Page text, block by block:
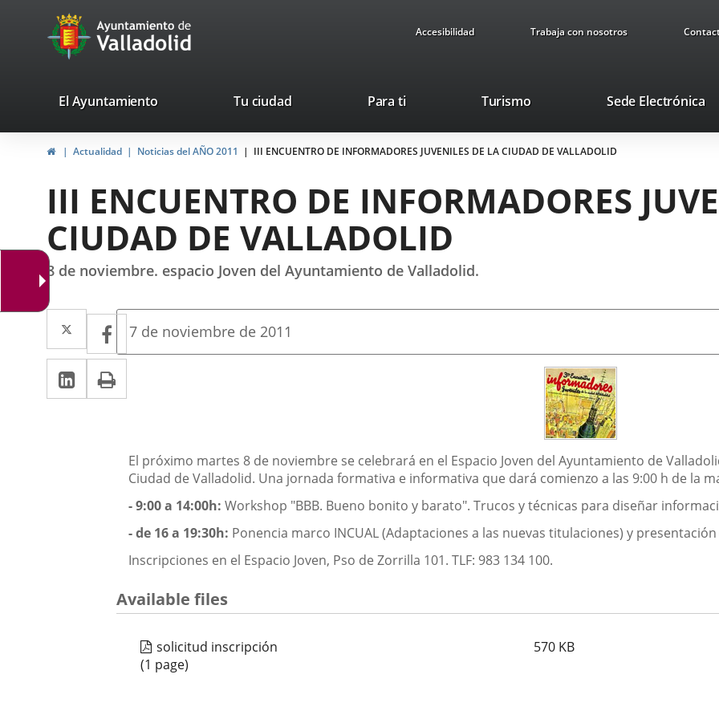
Portal
Web
Ayuntamiento
de
Accesibilidad Trabaja con nosotros
valladolid.es
El Ayuntamiento Tu ciudad Para ti TurismoThis
will
open
a
pop-
Sede Electrónica
HomeActualidad Noticias del AÑO 2011 III ENCUENTRO DE INFORMADORES JUVENILES DE LA CIUDAD DE VALLADOLID
III ENCUENTRO DE INFORMADORES
CIUDAD DE VALLADOLID
8 de noviembre. espacio Joven del Ayuntamiento de Valladolid.
Twitter
Enlace
a
una
aplicación
Facebook
Enlace
a
una
Linkedin
Enlace
a
aplicación
externa.
Fecha
la
7 de noviembre de 2011
Descripción
El próximo martes 8 de noviembre se celebrará en el Espacio Joven del Ayuntamiento de
Ciudad de Valladolid. Una jornada formativa e informativa que dará comienzo a las 9:00 h de la
- 9:00 a 14:00h: Workshop "BBB. Bueno bonito y barato". Trucos y técnicas para diseñar
- de 16 a 19:30h: Ponencia marco INCUAL (Adaptaciones a las nuevas titulaciones) y
Inscripciones en el Espacio Joven, Pso de Zorrilla 101. TLF: 983 134 100.
Available files
solicitud inscripción 570 KB
(1 page)